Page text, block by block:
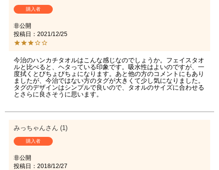
購入者
非公開
投稿日
2021/12/25
今治のハンカチタオルはこんな感じなのでしょうか。フェイスタオ
ルと比べると、ヘタっている印象です。吸水性はよいのですが、一
度拭くとびちょびちょになります。あと他の方のコメントにもあり
ましたが、今治ではない方のタグが大きくて少し気になりました。
タグのデザインはシンプルで良いので、タオルのサイズに合わせる
とさらに良さそうに思います。
みっちゃん 1
購入者
非公開
投稿日
2018/12/27